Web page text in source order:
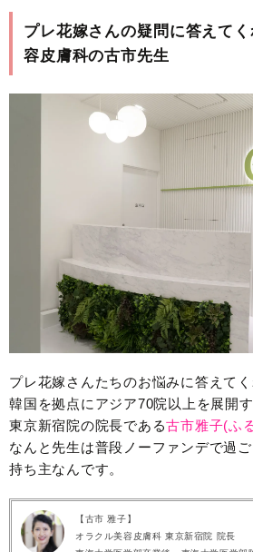
プレ花嫁さんの疑問に答えて
容皮膚科の古市先生
プレ花嫁さんたちのお悩みに答えて
韓国を拠点にアジア70院以上を展開
東京新宿院の院長である古市雅子(ふ
なんと先生は普段ノーファンデで過
持ち主なんです。
【古市 雅子】
オラクル美容皮膚科 東京新宿院 院長